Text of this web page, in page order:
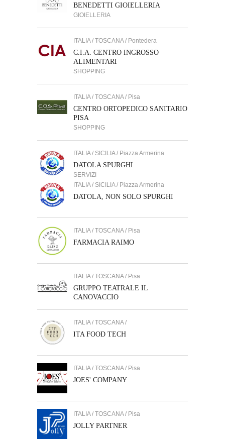
BENEDETTI GIOIELLERIA
GIOIELLERIA
ITALIA / TOSCANA / Pontedera
C.I.A. CENTRO INGROSSO
ALIMENTARI
SHOPPING
ITALIA / TOSCANA / Pisa
CENTRO ORTOPEDICO SANITARIO
PISA
SHOPPING
ITALIA / SICILIA / Piazza Armerina
DATOLA SPURGHI
SERVIZI
ITALIA / SICILIA / Piazza Armerina
DATOLA, NON SOLO SPURGHI
ITALIA / TOSCANA / Pisa
FARMACIA RAIMO
ITALIA / TOSCANA / Pisa
GRUPPO TEATRALE IL
CANOVACCIO
ITALIA / TOSCANA /
ITA FOOD TECH
ITALIA / TOSCANA / Pisa
JOES' COMPANY
ITALIA / TOSCANA / Pisa
JOLLY PARTNER